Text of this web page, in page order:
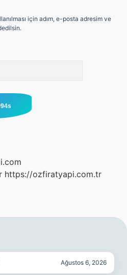
için adım, e-posta adresim ve
https://ozfiratyapi.com.tr
Ağustos 6, 2026